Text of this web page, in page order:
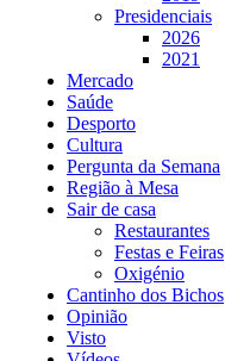
Presidenciais
2026
2021
Mercado
Saúde
Desporto
Cultura
Pergunta da Semana
Região à Mesa
Sair de casa
Restaurantes
Festas e Feiras
Oxigénio
Cantinho dos Bichos
Opinião
Visto